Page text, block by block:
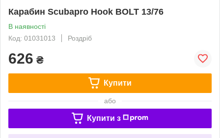
Карабин Scubapro Hook BOLT 13/76
В наявності
Код: 01031013
Роздріб
626 ₴
Купити
або
Купити з